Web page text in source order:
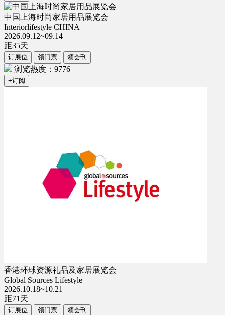
中国上海时尚家居用品展览会
Interiorlifestyle CHINA
2026.09.12~09.14
距35天
订展位 领门票 领会刊
浏览热度：9776
+订阅
香港环球资源礼品及家居展览会
Global Sources Lifestyle
2026.10.18~10.21
距71 天
订展位 领门票 领会刊